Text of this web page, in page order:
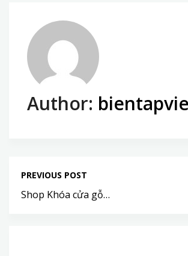
Author:
PREVIOUS POST
Shop Khóa cửa gỗ…